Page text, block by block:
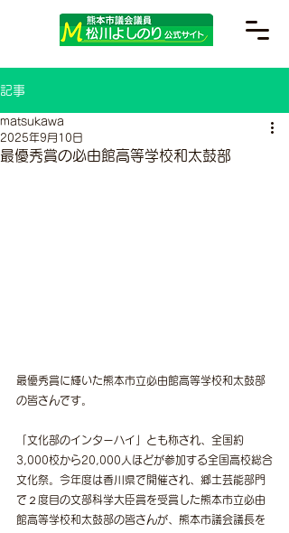
記事
最優秀賞の必由館高等学校和太鼓部
matsukawa
2025年9月10日
最優秀賞に輝いた熊本市立必由館高等学校和太鼓部
の皆さんです。
「文化部のインターハイ」とも称され、全国約
3,000校から20,000人ほどが参加する全国高校総合
文化祭。今年度は香川県で開催され、郷土芸能部門
で２度目の文部科学大臣賞を受賞した熊本市立必由
館高等学校和太鼓部の皆さんが、熊本市議会議長を